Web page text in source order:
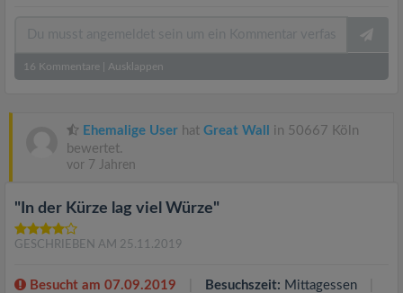
16 Kommentare Ausklappen
Ehemalige User hat Great Wall
in 50667 Köln
bewertet.
vor 7 Jahren
"In der Kürze lag viel Würze"
GESCHRIEBEN AM 25.11.2019
Besucht am 07.09.2019 Besuchszeit: Mittagessen